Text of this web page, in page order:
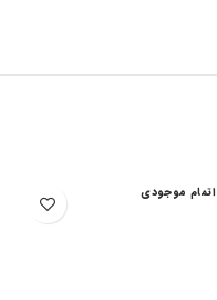
اتمام موجودی